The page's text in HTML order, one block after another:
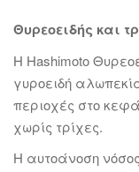
Θυρεοειδής και
Η Hashimoto
γυροειδή
περιοχές στο
χωρίς τρίχες.
Η αυτοάνοση νόσος